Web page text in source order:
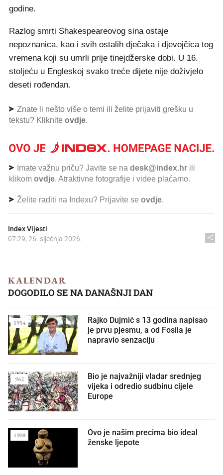
godine.
Razlog smrti Shakespeareovog sina ostaje
nepoznanica, kao i svih ostalih dječaka i djevojčica tog
vremena koji su umrli prije tinejdžerske dobi. U 16.
stoljeću u Engleskoj svako treće dijete nije doživjelo
deseti rođendan.
Znate li nešto više o temi ili želite prijaviti grešku u
tekstu? Kliknite ovdje.
Imate važnu priču? Javite se na desk@index.hr ili
klikom ovdje. Atraktivne fotografije i videe plaćamo.
Želite raditi na Indexu? Prijavite se ovdje.
Index Vijesti
07:29, 26. siječnja 2026.
KALENDAR
DOGODILO SE NA DANAŠNJI DAN
Rajko Dujmić s 13 godina napisao
je prvu pjesmu, a od Fosila je
napravio senzaciju
1954
Bio je najvažniji vladar srednjeg
vijeka i odredio sudbinu cijele
Europe
962
Ovo je našim precima bio ideal
ženske ljepote
1908